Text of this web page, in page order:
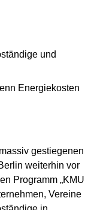
und
Energiekosten
gestiegenen
weiterhin vor
Programm „KMU
Vereine